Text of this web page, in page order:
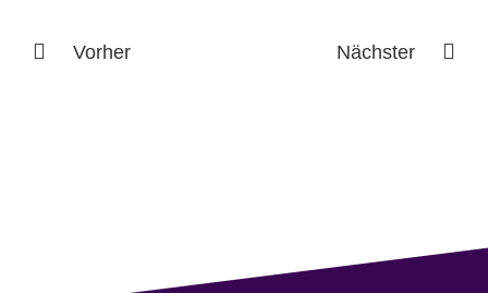
Vorher Nächster